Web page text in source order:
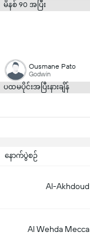
မိနစ် 90 အပြီး
Ousmane Pato
Godwin
ပထမပိုင်းအပြီးနားချိန်
နောက်ပွဲစဉ်
Al-Akhdoud
Al Wehda Mecca